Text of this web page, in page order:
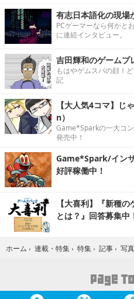
有志日本語化の現場
PCゲーマーなら何かと
に連続インタビュー。
吉田輝和のゲームプ
もはやゲムスパの顔！
記
【大人気4コマ】
n）
Game*Sparkの一大コ
発売中！
Game*Spark/イン
好評稼働中！
【大喜利】『新種
とは？』回答募集中
ホーム › 連載・特集 › 特集 › 記事 › 写